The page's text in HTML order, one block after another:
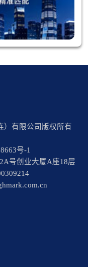
）有限公司版权所有
号-1
号创业大厦A座18层